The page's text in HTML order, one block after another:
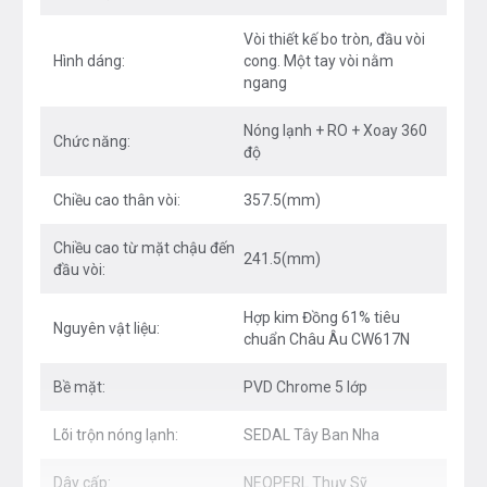
Chức năng
Thân vòi xoay 360 độ cho phạm vi tiếp cận lớn
Tiết kiệm 40% nước với Công nghệ Airpower
Bề mặt mạ sáng bóng bền lâu, chống bám vân tay
An toàn cho sức khỏe với lõi hợp kim Đồng 61%
tiêu chuẩn Châu Âu CW617N
Hình dáng:
Vòi thiết kế bo tròn, đầu vòi
cong. Một tay vòi nằm
ngang
Chức năng:
Nóng lạnh + RO + Xoay 360
độ
Chiều cao thân vòi: 357.5(mm)
Chiều cao từ mặt chậu đến
đầu vòi:
241.5(mm)
Nguyên vật liệu:
Hợp kim Đồng 61% tiêu
chuẩn Châu Âu CW617N
Bề mặt: PVD Chrome 5 lớp
Lõi trộn nóng lạnh: SEDAL Tây Ban Nha
Dây cấp: NEOPERL Thụy Sỹ